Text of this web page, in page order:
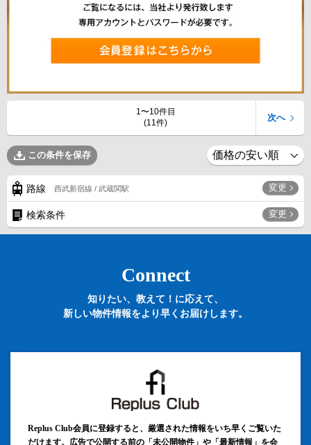
1〜10件目
(11件)
次へ
この条件を保存
路線 西武新宿線 / 武蔵関駅 変更
検索条件 変更
Connect
知りたい、教えて！に応えて、
新しい物件情報をより早くお届けします。
Replus Club会員に登録すると、厳選された情報をいち早くご覧いた
だけます。広告で公開する前の「未公開物件」や「最新情報」を会